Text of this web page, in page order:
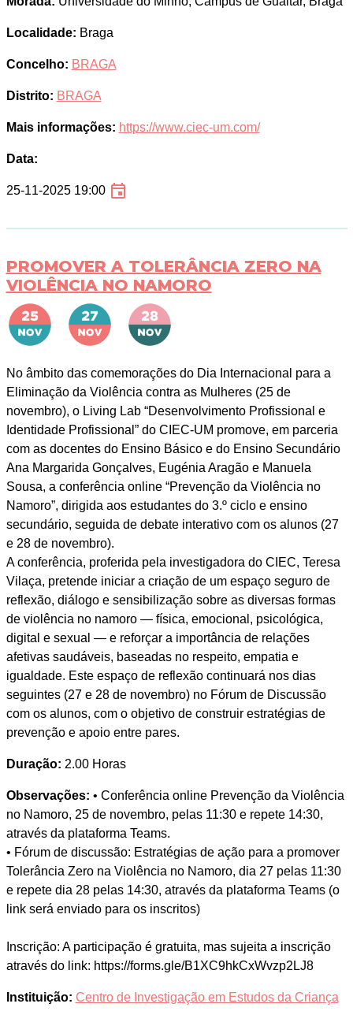
Localidade: Braga
Concelho: BRAGA
Distrito: BRAGA
Mais informações: https://www.ciec-um.com/
Data:
25-11-2025 19:00
PROMOVER A TOLERÂNCIA ZERO NA
VIOLÊNCIA NO NAMORO
No âmbito das comemorações do Dia Internacional para a
Eliminação da Violência contra as Mulheres (25 de
novembro), o Living Lab “Desenvolvimento Profissional e
Identidade Profissional” do CIEC-UM promove, em parceria
com as docentes do Ensino Básico e do Ensino Secundário
Ana Margarida Gonçalves, Eugénia Aragão e Manuela
Sousa, a conferência online “Prevenção da Violência no
Namoro”, dirigida aos estudantes do 3.º ciclo e ensino
secundário, seguida de debate interativo com os alunos (27
e 28 de novembro).
A conferência, proferida pela investigadora do CIEC, Teresa
Vilaça, pretende iniciar a criação de um espaço seguro de
reflexão, diálogo e sensibilização sobre as diversas formas
de violência no namoro — física, emocional, psicológica,
digital e sexual — e reforçar a importância de relações
afetivas saudáveis, baseadas no respeito, empatia e
igualdade. Este espaço de reflexão continuará nos dias
seguintes (27 e 28 de novembro) no Fórum de Discussão
com os alunos, com o objetivo de construir estratégias de
prevenção e apoio entre pares.
Duração: 2.00 Horas
Observações: • Conferência online Prevenção da Violência
no Namoro, 25 de novembro, pelas 11:30 e repete 14:30,
através da plataforma Teams.
• Fórum de discussão: Estratégias de ação para a promover
Tolerância Zero na Violência no Namoro, dia 27 pelas 11:30
e repete dia 28 pelas 14:30, através da plataforma Teams (o
link será enviado para os inscritos)
Inscrição: A participação é gratuita, mas sujeita a inscrição
através do link: https://forms.gle/B1XC9hkCxWvzp2LJ8
Instituição: Centro de Investigação em Estudos da Criança